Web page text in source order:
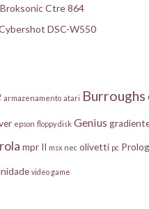
Ctre 864
DSC-W550
armazenamento atari Burroughs
epson floppy disk Genius
mpr II msx nec olivetti pc
video game